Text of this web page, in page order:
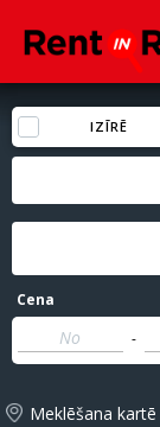
IZĪRĒ
Cena
-
Meklēšana kartē